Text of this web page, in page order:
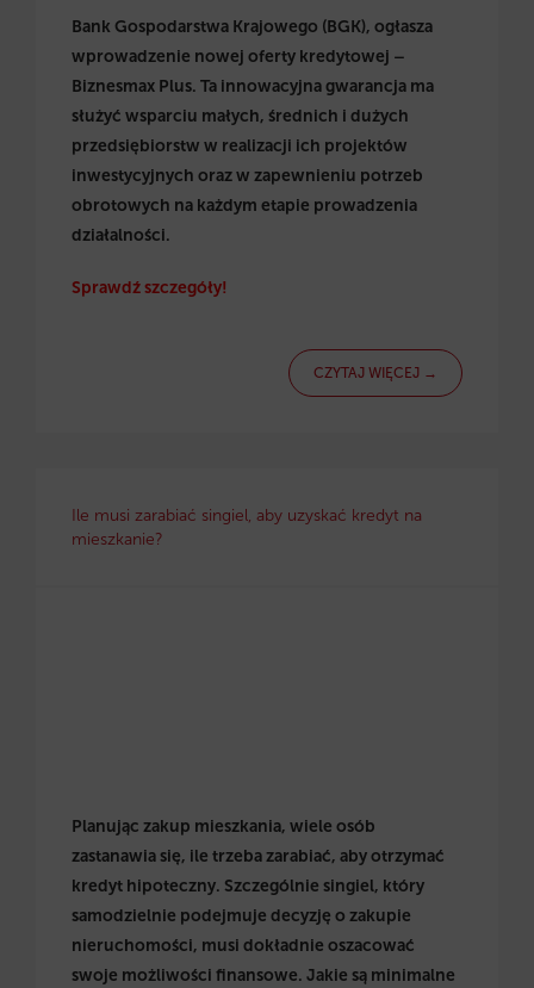
Bank Gospodarstwa Krajowego (BGK), ogłasza
wprowadzenie nowej oferty kredytowej –
Biznesmax Plus. Ta innowacyjna gwarancja ma
służyć wsparciu małych, średnich i dużych
przedsiębiorstw w realizacji ich projektów
inwestycyjnych oraz w zapewnieniu potrzeb
obrotowych na każdym etapie prowadzenia
działalności.
Sprawdź szczegóły!
CZYTAJ WIĘCEJ →
Ile musi zarabiać singiel, aby uzyskać kredyt na
mieszkanie?
Planując zakup mieszkania, wiele osób
zastanawia się, ile trzeba zarabiać, aby otrzymać
kredyt hipoteczny. Szczególnie singiel, który
samodzielnie podejmuje decyzję o zakupie
nieruchomości, musi dokładnie oszacować
swoje możliwości finansowe. Jakie są minimalne